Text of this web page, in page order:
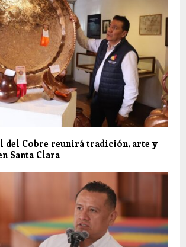
del Cobre reunirá tradición, arte y
Santa Clara